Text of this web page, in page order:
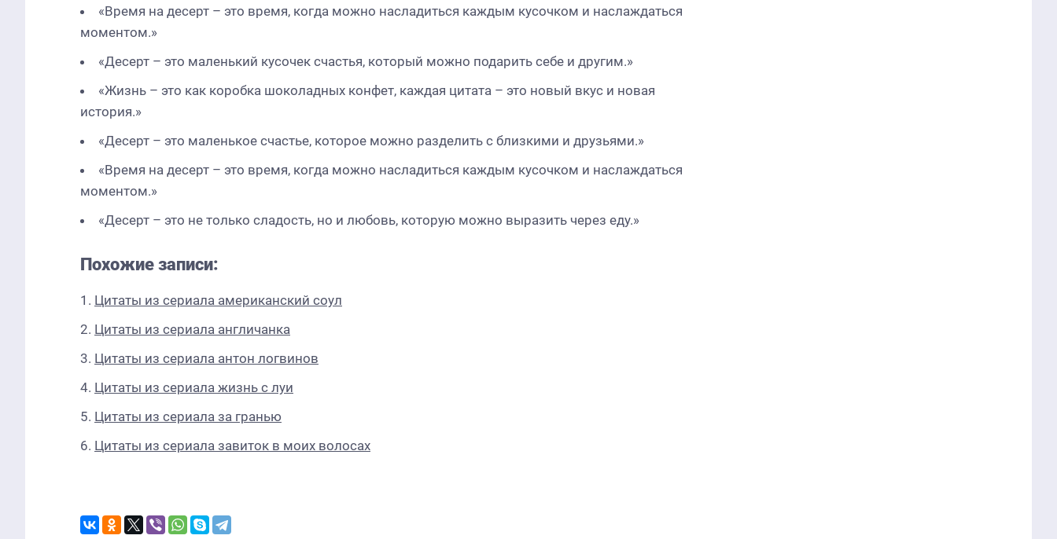
«Время на десерт – это время, когда можно насладиться каждым кусочком и наслаждаться
моментом.»
«Десерт – это маленький кусочек счастья, который можно подарить себе и другим.»
«Жизнь – это как коробка шоколадных конфет, каждая цитата – это новый вкус и новая
история.»
«Десерт – это маленькое счастье, которое можно разделить с близкими и друзьями.»
«Время на десерт – это время, когда можно насладиться каждым кусочком и наслаждаться
моментом.»
«Десерт – это не только сладость, но и любовь, которую можно выразить через еду.»
Похожие записи:
Цитаты из сериала американский соул
Цитаты из сериала англичанка
Цитаты из сериала антон логвинов
Цитаты из сериала жизнь с луи
Цитаты из сериала за гранью
Цитаты из сериала завиток в моих волосах